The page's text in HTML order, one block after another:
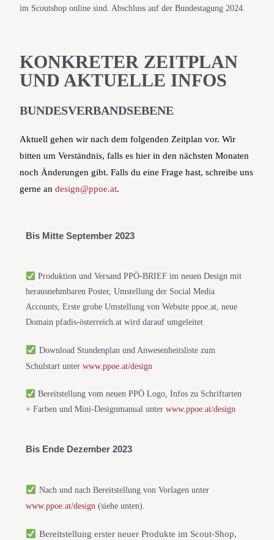
im Scoutshop online sind. Abschluss auf der Bundestagung 2024.
KONKRETER ZEITPLAN
UND AKTUELLE INFOS
BUNDESVERBANDSEBENE
Aktuell gehen wir nach dem folgenden Zeitplan vor. Wir
bitten um Verständnis, falls es hier in den nächsten Monaten
noch Änderungen gibt. Falls du eine Frage hast, schreibe uns
gerne andesign@ppoe.at.
Bis Mitte September 2023
Produktion und Versand PPÖ-BRIEF im neuen Design mit
herausnehmbaren Poster, Umstellung der Social Media
Accounts, Erste grobe Umstellung von Website ppoe.at, neue
Domain pfadis-österreich.at wird darauf umgeleitet
Download Stundenplan und Anwesenheitsliste zum
Schulstart unterwww.ppoe.at/design
Bereitstellung vom neuen PPÖ Logo, Infos zu Schriftarten
+ Farben und Mini-Designmanual unterwww.ppoe.at/design
Bis Ende Dezember 2023
Nach und nach Bereitstellung von Vorlagen unter
www.ppoe.at/design (siehe unten).
Bereitstellung erster neuer Produkte im Scout-Shop,